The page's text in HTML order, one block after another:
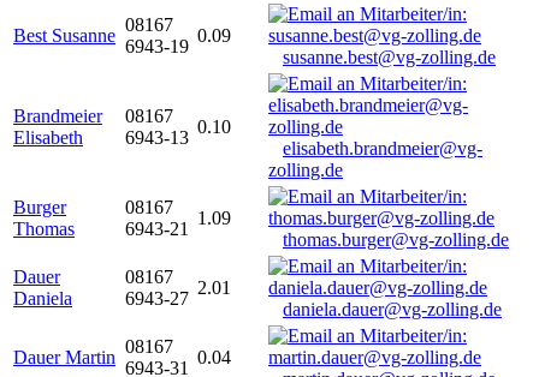
Best Susanne
08167
6943-19
0.09
susanne.best@vg-zolling.de
Brandmeier
Elisabeth
08167
6943-13
0.10
elisabeth.brandmeier@vg-
zolling.de
Burger
Thomas
08167
6943-21
1.09
thomas.burger@vg-zolling.de
Dauer
Daniela
08167
6943-27
2.01
daniela.dauer@vg-zolling.de
Dauer Martin
08167
6943-31
0.04